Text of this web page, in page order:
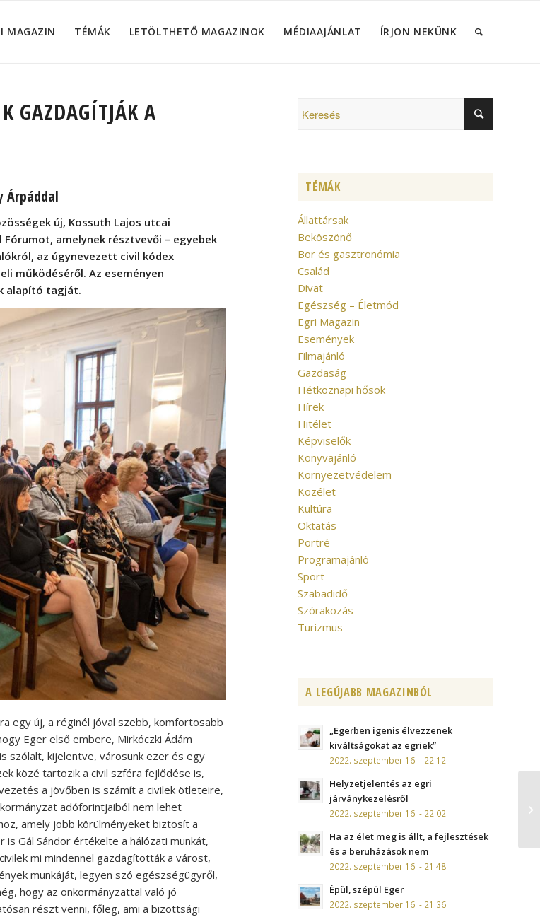
MAGAZIN TÉMÁK LETÖLTHETŐ MAGAZINOK MÉDIAAJÁNLAT ÍRJON NEKÜNK
GAZDAGÍTJÁK A
Árpáddal
új, Kossuth Lajos utcai
amelynek résztvevői – egyebek
az úgynevezett civil kódex
működéséről. Az eseményen
alapító tagját.
egy új, a réginél jóval szebb, komfortosabb
Eger első embere, Mirkóczki Ádám
szólalt, kijelentve, városunk ezer és egy
közé tartozik a civil szféra fejlődése is,
a jövőben is számít a civilek ötleteire,
adóforintjaiból nem lehet
amely jobb körülményeket biztosít a
Gál Sándor értékelte a hálózati munkát,
mi mindennel gazdagították a várost,
munkáját, legyen szó egészségügyről,
hogy az önkormányzattal való jó
részt venni, főleg, ami a bizottsági
TÉMÁK
Állattársak
Beköszönő
Bor és gasztronómia
Család
Divat
Egészség – Életmód
Egri Magazin
Események
Filmajánló
Gazdaság
Hétköznapi hősök
Hírek
Hitélet
Képviselők
Könyvajánló
Környezetvédelem
Közélet
Kultúra
Oktatás
Portré
Programajánló
Sport
Szabadidő
Szórakozás
Turizmus
A LEGÚJABB MAGAZINBÓL
„Egerben igenis élvezzenek
kiváltságokat az egriek”
2022. szeptember 16. - 22:12
Helyzetjelentés az egri
járványkezelésről
2022. szeptember 16. - 22:02
Ha az élet meg is állt, a fejlesztések
és a beruházások nem
2022. szeptember 16. - 21:48
Épül, szépül Eger
2022. szeptember 16. - 21:36